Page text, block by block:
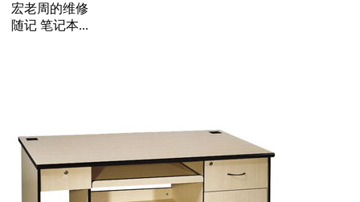
宏老周的维修
随记 笔记本...